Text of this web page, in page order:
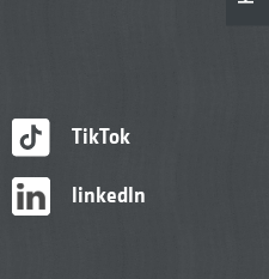
TikTok
linkedIn